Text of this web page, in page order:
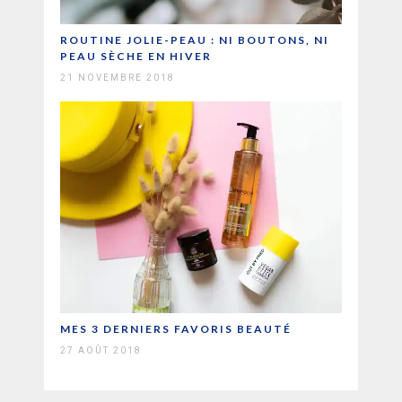
ROUTINE JOLIE-PEAU : NI BOUTONS, NI
PEAU SÈCHE EN HIVER
21 NOVEMBRE 2018
MES 3 DERNIERS FAVORIS BEAUTÉ
27 AOÛT 2018